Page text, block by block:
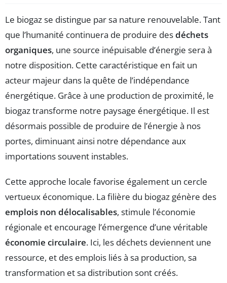
Le biogaz se distingue par sa nature renouvelable. Tant
que l’humanité continuera de produire desdéchets
organiques, une source inépuisable d’énergie sera à
notre disposition. Cette caractéristique en fait un
acteur majeur dans la quête de l’indépendance
énergétique. Grâce à une production de proximité, le
biogaz transforme notre paysage énergétique. Il est
désormais possible de produire de l’énergie à nos
portes, diminuant ainsi notre dépendance aux
importations souvent instables.
Cette approche locale favorise également un cercle
vertueux économique. La filière du biogaz génère des
emplois non délocalisables, stimule l’économie
régionale et encourage l’émergence d’une véritable
économie circulaire. Ici, les déchets deviennent une
ressource, et des emplois liés à sa production, sa
transformation et sa distribution sont créés.